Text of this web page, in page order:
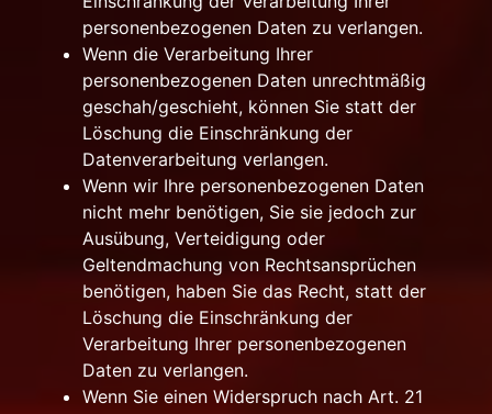
personenbezogenen Daten zu verlangen.
Wenn die Verarbeitung Ihrer
personenbezogenen Daten unrechtmäßig
geschah/geschieht, können Sie statt der
Löschung die Einschränkung der
Datenverarbeitung verlangen.
Wenn wir Ihre personenbezogenen Daten
nicht mehr benötigen, Sie sie jedoch zur
Ausübung, Verteidigung oder
Geltendmachung von Rechtsansprüchen
benötigen, haben Sie das Recht, statt der
Löschung die Einschränkung der
Verarbeitung Ihrer personenbezogenen
Daten zu verlangen.
Wenn Sie einen Widerspruch nach Art. 21